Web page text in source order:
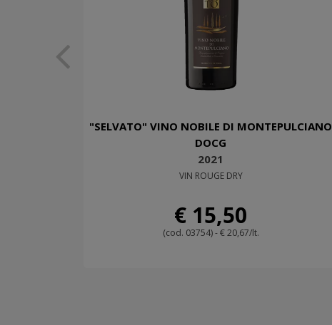
"SELVATO" VINO NOBILE DI MONTEPULCIANO
DOCG
2021
VIN ROUGE DRY
€ 15,50
(cod. 03754) - € 20,67/lt.